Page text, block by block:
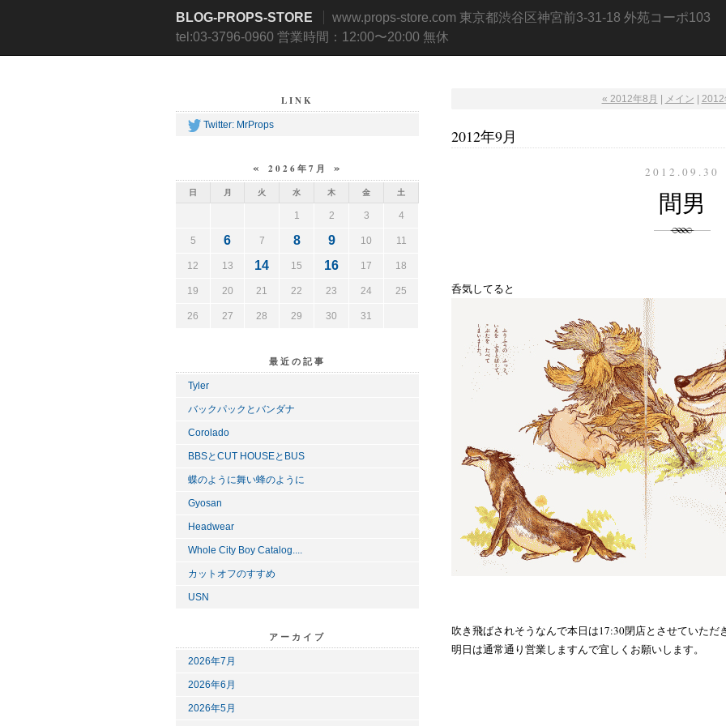
BLOG-PROPS-STORE
www.props-store.com 東京都渋谷区神宮前3-31-18 外苑コーポ103
tel:03-3796-0960 営業時間：12:00〜20:00 無休
LINK
Twitter: MrProps
« 2026年7月 »
日 月 火 水 木 金 土
1 2 3 4
5 6 7 8 9 10 11
12 13 14 15 16 17 18
19 20 21 22 23 24 25
26 27 28 29 30 31
最近の記事
Tyler
バックパックとバンダナ
Corolado
BBSとCUT HOUSEとBUS
蝶のように舞い蜂のように
Gyosan
Headwear
Whole City Boy Catalog....
カットオフのすすめ
USN
アーカイブ
2026年7月
2026年6月
2026年5月
« 2012年8月 メイン 2012
2012年9月
2012.09.30
間男
呑気してると
吹き飛ばされそうなんで本日は17:30閉店とさせていただ
明日は通常通り営業しますんで宜しくお願いします。